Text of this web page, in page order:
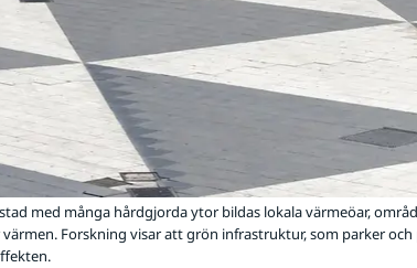
med många hårdgjorda ytor bildas lokala värmeöar,
Forskning visar att grön infrastruktur, som parker och